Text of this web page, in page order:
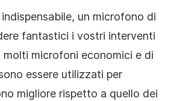
un microfono di
fantastici i vostri interventi
molti microfoni economici e di
essere utilizzati per
migliore rispetto a quello dei